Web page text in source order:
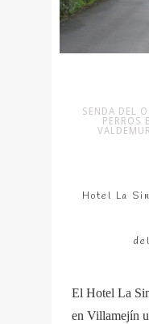
SENDA DEL
PERROS
Hotel La
El Hotel La
en Villamejín